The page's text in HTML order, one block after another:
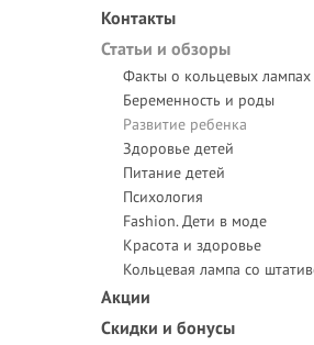
Контакты
Статьи и обзоры
Факты о кольцевых лампах
Беременность и роды
Развитие ребенка
Здоровье детей
Питание детей
Психология
Fashion. Дети в моде
Красота и здоровье
Кольцевая лампа со
Акции
Скидки и бонусы